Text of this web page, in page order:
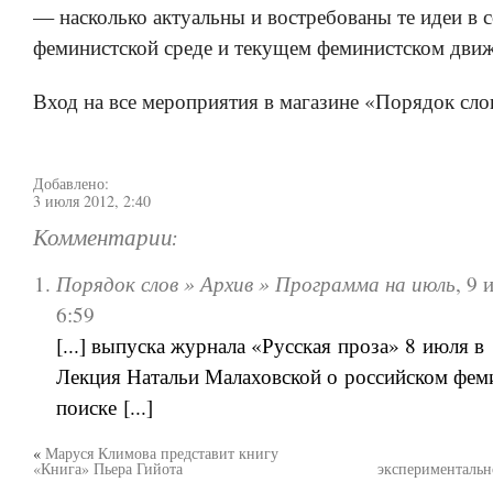
— насколько актуальны и востребованы те идеи в
феминистской среде и текущем феминистском
Вход на все мероприятия в магазине «Порядок
Добавлено:
3 июля 2012, 2:40
Комментарии:
Порядок слов » Архив » Программа на июль,9
6:59
[...] выпуска журнала «Русская проза» 8 июля
Лекция Натальи Малаховской о российском
поиске [...]
« Маруся Климова представит книгу
«Книга» Пьера Гийота